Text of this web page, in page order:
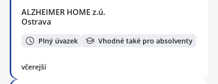
ALZHEIMER HOME z.ú.
Ostrava
Plný úvazek Vhodné také pro absolventy
včerejší